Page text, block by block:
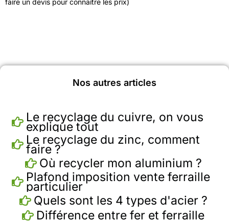
Nos autres articles
Le recyclage du cuivre, on vous
explique tout
Le recyclage du zinc, comment
faire ?
Où recycler mon aluminium ?
Plafond imposition vente ferraille
particulier
Quels sont les 4 types d'acier ?
Différence entre fer et ferraille